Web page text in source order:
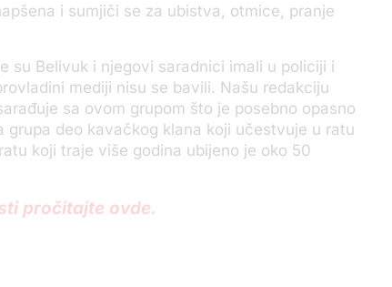
i sumjiči se za ubistva, otmice, pranje
su Belivuk i njegovi saradnici imali u policiji i
mediji nisu se bavili. Našu redakciju
sa ovom grupom što je posebno opasno
grupa deo kavačkog klana koji učestvuje u ratu
koji traje više godina ubijeno je oko 50
pročitajte ovde.